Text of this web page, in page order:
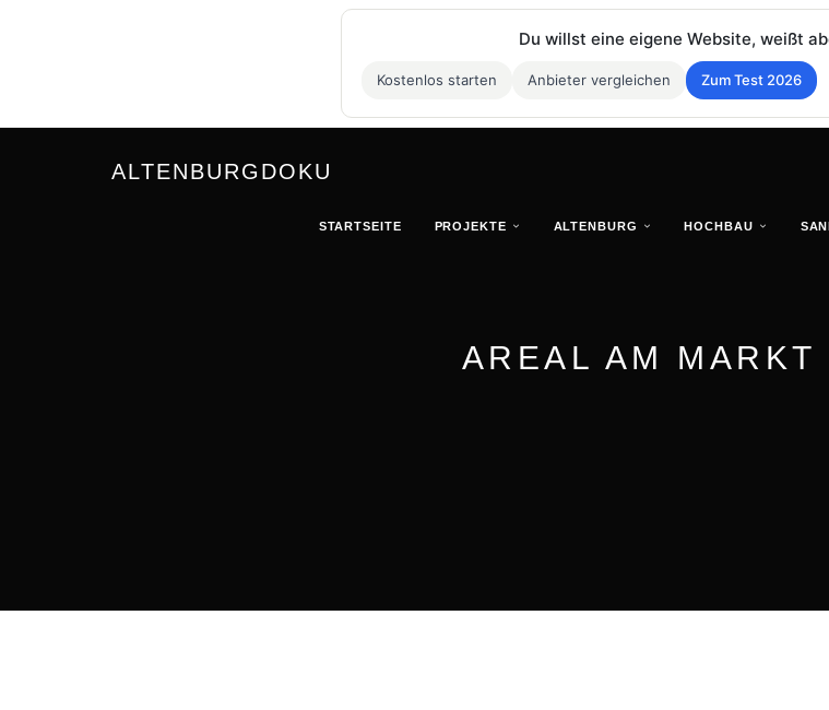
ALTENBURGDOKU
STARTSEITE PROJEKTE ALTENBURG HOCHBAU
AREAL AM MARKT
Du willst eine eigene Website, weißt
Kostenlos starten Anbieter vergleichen Zum Test 2026